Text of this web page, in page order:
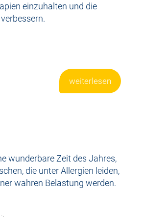
einzuhalten und die
weiterlesen
wunderbare Zeit des Jahres,
die unter Allergien leiden,
wahren Belastung werden.